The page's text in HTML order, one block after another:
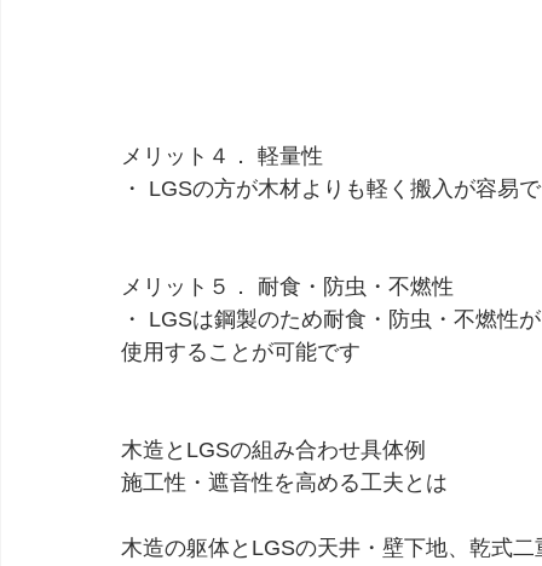
メリット４． 軽量性
・ LGSの方が木材よりも軽く搬入が容易
メリット５． 耐食・防虫・不燃性
・ LGSは鋼製のため耐食・防虫・不燃性
使用することが可能です
木造とLGSの組み合わせ具体例
施工性・遮音性を高める工夫とは
木造の躯体とLGSの天井・壁下地、乾式